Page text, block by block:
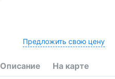
Предложить свою цену
Описание На карте